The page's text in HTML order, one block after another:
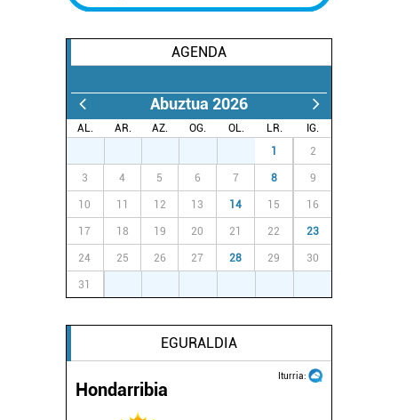
AGENDA
Abuztua 2026
AL. AR. AZ. OG. OL. LR.
IG.
1 2
3 4 5 6 7 8 9
10 11 12 13 14 15 16
17 18 19 20 21 22 23
24 25 26 27 28 29 30
31
EGURALDIA
Iturria:
Hondarribia